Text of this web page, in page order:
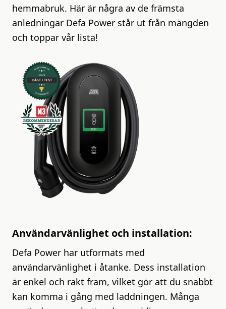
hemmabruk. Här är några av de främsta
anledningar Defa Power står ut från mängden
och toppar vår lista!
Användarvänlighet och installation:
Defa Power har utformats med
användarvänlighet i åtanke. Dess installation
är enkel och rakt fram, vilket gör att du snabbt
kan komma i gång med laddningen. Många